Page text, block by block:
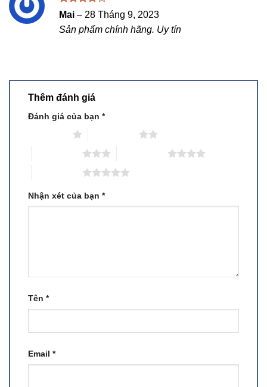
Được
45 sao
Mai – 28 Tháng 9, 2023
Sản phẩm chính hãng. Uy tín
Thêm đánh giá
Đánh giá của bạn *
Nhận xét của bạn *
Tên *
Email *